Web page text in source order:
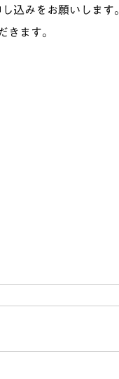
込みをお願いします。
ます。​